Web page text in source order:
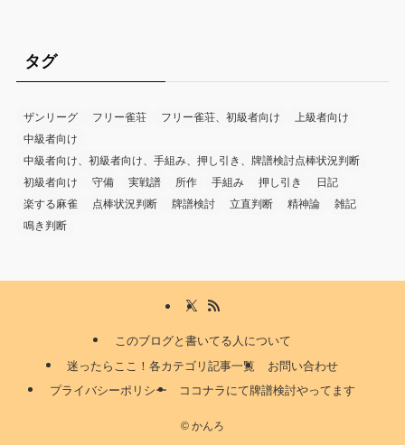
タグ
ザンリーグ フリー雀荘 フリー雀荘、初級者向け
上級者向け
中級者向け
中級者向け、初級者向け、手組み、押し引き、牌譜検討点棒状況判断
初級者向け
守備 実戦譜 所作 手組み 押し引き
日記
楽する麻雀
点棒状況判断 牌譜検討 立直判断 精神論
雑記
鳴き判断
このブログと書いてる人について
迷ったらここ！各カテゴリ記事一覧
お問い合わせ
プライバシーポリシー
ココナラにて牌譜検討やってます
© かんろ